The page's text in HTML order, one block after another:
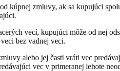
kúpnej zmluvy, ak sa kupujúci
vecí, kupujúci môže od nej
bez vadnej veci.
alebo jej časti vráti vec
vec v primeranej lehote